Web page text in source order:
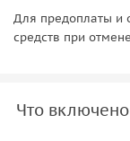
Для предоплаты и
средств при отмене
Что включено